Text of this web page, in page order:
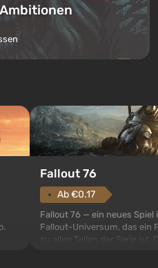
Fallout 76
Ab €0.17
Fallout 76 — ein neues Spiel
Fallout-Universum, das ein
zu allen Teilen der Serie ist.